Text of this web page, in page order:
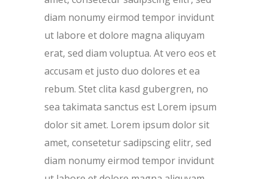
diam nonumy eirmod tempor invidunt
ut labore et dolore magna aliquyam
erat, sed diam voluptua. At vero eos et
accusam et justo duo dolores et ea
rebum. Stet clita kasd gubergren, no
sea takimata sanctus est Lorem ipsum
dolor sit amet. Lorem ipsum dolor sit
amet, consetetur sadipscing elitr, sed
diam nonumy eirmod tempor invidunt